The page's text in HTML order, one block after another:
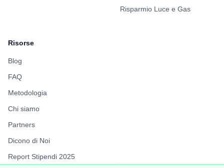
Risparmio Luce e Gas
Risorse
Blog
FAQ
Metodologia
Chi siamo
Partners
Dicono di Noi
Report Stipendi 2025